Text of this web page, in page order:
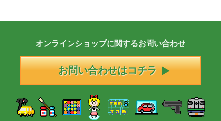
オンラインショップに関するお問い合わせ
お問い合わせはコチラ